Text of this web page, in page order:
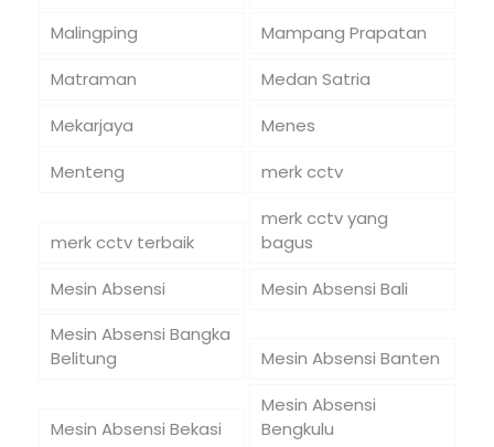
Malingping
Mampang Prapatan
Matraman
Medan Satria
Mekarjaya
Menes
Menteng
merk cctv
merk cctv terbaik
merk cctv yang
bagus
Mesin Absensi
Mesin Absensi Bali
Mesin Absensi Bangka
Belitung
Mesin Absensi Banten
Mesin Absensi Bekasi
Mesin Absensi
Bengkulu